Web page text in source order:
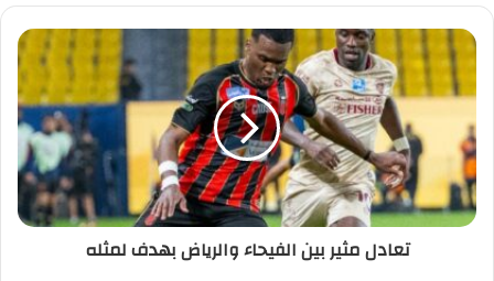
تعادل مثير بين الفيحاء والرياض بهدف لمثله